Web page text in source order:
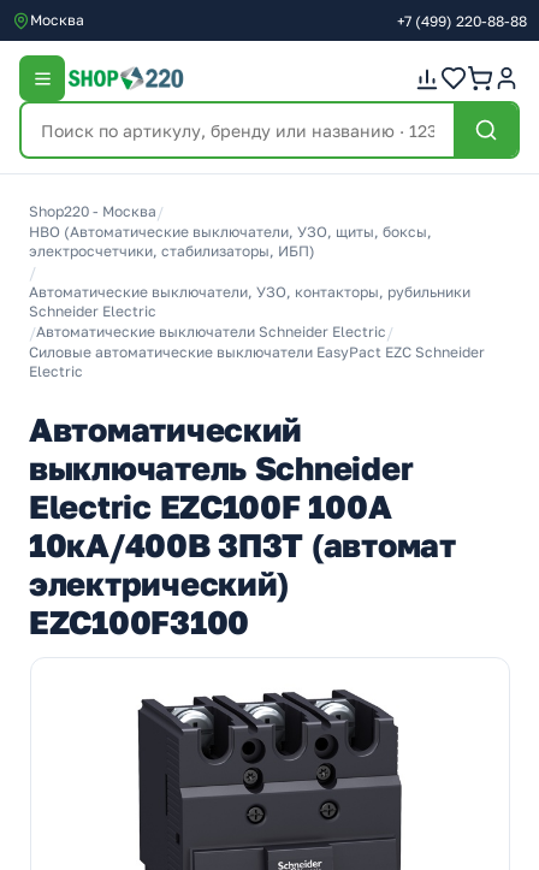
Москва +7 (499) 220-88-88
Shop220 - Москва /
НВО (Автоматические выключатели, УЗО, щиты, боксы,
электросчетчики, стабилизаторы, ИБП)
/
Автоматические выключатели, УЗО, контакторы, рубильники
Schneider Electric
/Автоматические выключатели Schneider Electric /
Силовые автоматические выключатели EasyPact EZC Schneider
Electric
Автоматический
выключатель Schneider
Electric EZC100F 100A
10кА/400В 3П3T (автомат
электрический)
EZC100F3100